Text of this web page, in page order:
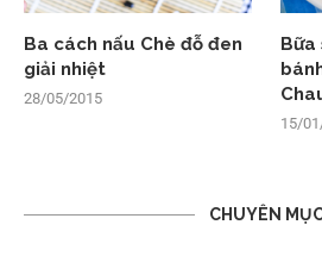
Ba cách nấu Chè đỗ đen
giải nhiệt
28/05/2015
Bữa
15/
CHUYÊN